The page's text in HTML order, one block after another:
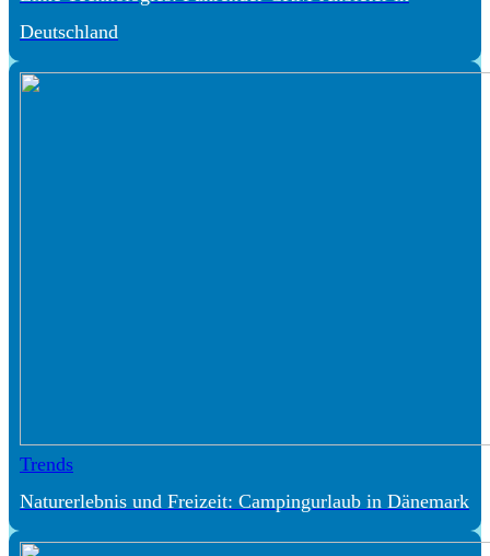
Deutschland
Trends
Naturerlebnis und Freizeit: Campingurlaub in Dänemark